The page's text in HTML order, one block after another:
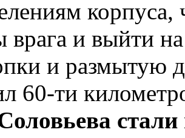
врага и выйти
и размытую
60-ти